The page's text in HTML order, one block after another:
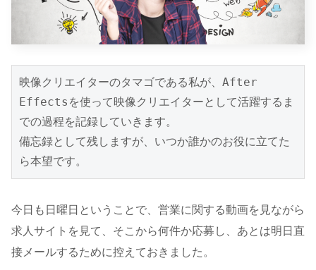
映像クリエイターのタマゴである私が、After
Effectsを使って映像クリエイターとして活躍するま
での過程を記録していきます。
備忘録として残しますが、いつか誰かのお役に立てた
ら本望です。
今日も日曜日ということで、営業に関する動画を見ながら
求人サイトを見て、そこから何件か応募し、あとは明日直
接メールするために控えておきました。